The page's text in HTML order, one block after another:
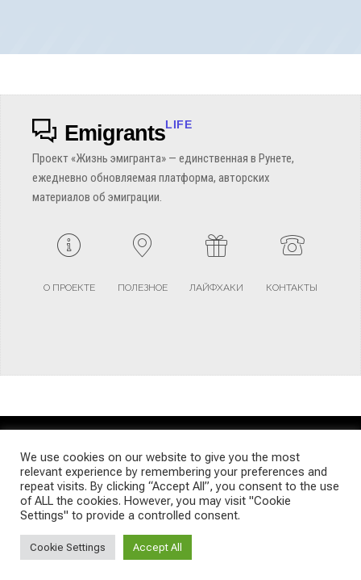
EmigrantsLIFE
Проект «Жизнь эмигранта» — единственная в Рунете,
ежедневно обновляемая платформа, авторских
материалов об эмиграции.
О ПРОЕКТЕ ПОЛЕЗНОЕ ЛАЙФХАКИ КОНТАКТЫ
TERMS AND CONDITIONS PRIVACY POLICY SITEMAP
© Emigrants Life WordPress Theme by TagDiv
We use cookies on our website to give you the most
relevant experience by remembering your preferences and
repeat visits. By clicking “Accept All”, you consent to the use
of ALL the cookies. However, you may visit "Cookie
Settings" to provide a controlled consent.
Cookie Settings Accept All